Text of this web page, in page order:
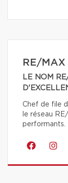
RE/MAX
LE NOM
Chef de file
le réseau
performants.